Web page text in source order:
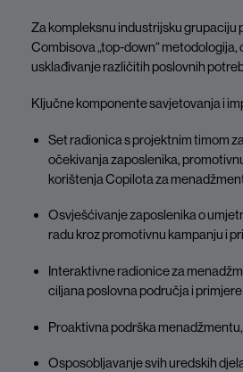
Za kompleksnu industrijsku grupaciju
Combisova „top-down“ metodologija,
usklađivanje različitih poslovnih
Ključne komponente savjetovanja i
Set radionica s projektnim timom
očekivanja zaposlenika,
korištenja Copilota za
Osvješćivanje zaposlenika o
radu kroz promotivnu kampanju i
Interaktivne radionice za
ciljana poslovna područja i
Proaktivna podrška
Osposobljavanje svih uredskih